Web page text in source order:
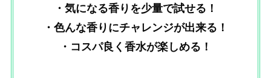
・気になる香りを少量で試せる！
・色んな香りにチャレンジが出来る！
・コスパ良く香水が楽しめる！